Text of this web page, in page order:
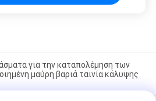
για την καταπολέμηση των
μαύρη βαριά ταινία κάλυψης